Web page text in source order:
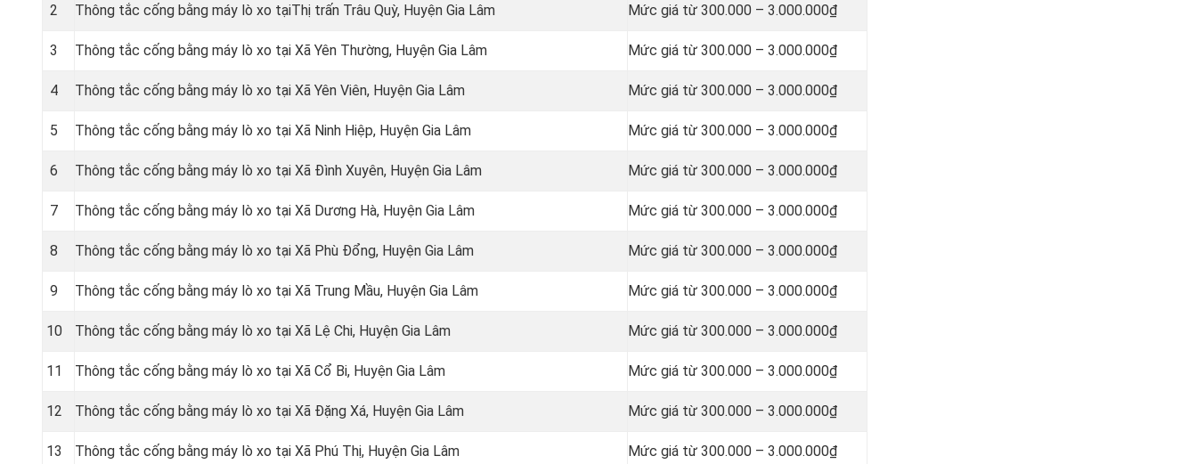
2 Thông tắc cống bằng máy lò xo tạiThị trấn Trâu Quỳ, Huyện Gia Lâm Mức giá từ 300.000 – 3.000.000₫
3 Thông tắc cống bằng máy lò xo tại Xã Yên Thường, Huyện Gia Lâm Mức giá từ 300.000 – 3.000.000₫
4 Thông tắc cống bằng máy lò xo tại Xã Yên Viên, Huyện Gia Lâm Mức giá từ 300.000 – 3.000.000₫
5 Thông tắc cống bằng máy lò xo tại Xã Ninh Hiệp, Huyện Gia Lâm Mức giá từ 300.000 – 3.000.000₫
6 Thông tắc cống bằng máy lò xo tại Xã Đình Xuyên, Huyện Gia Lâm Mức giá từ 300.000 – 3.000.000₫
7 Thông tắc cống bằng máy lò xo tại Xã Dương Hà, Huyện Gia Lâm Mức giá từ 300.000 – 3.000.000₫
8 Thông tắc cống bằng máy lò xo tại Xã Phù Đổng, Huyện Gia Lâm Mức giá từ 300.000 – 3.000.000₫
9 Thông tắc cống bằng máy lò xo tại Xã Trung Mầu, Huyện Gia Lâm Mức giá từ 300.000 – 3.000.000₫
10 Thông tắc cống bằng máy lò xo tại Xã Lệ Chi, Huyện Gia Lâm Mức giá từ 300.000 – 3.000.000₫
11 Thông tắc cống bằng máy lò xo tại Xã Cổ Bi, Huyện Gia Lâm Mức giá từ 300.000 – 3.000.000₫
12 Thông tắc cống bằng máy lò xo tại Xã Đặng Xá, Huyện Gia Lâm Mức giá từ 300.000 – 3.000.000₫
13 Thông tắc cống bằng máy lò xo tại Xã Phú Thị, Huyện Gia Lâm Mức giá từ 300.000 – 3.000.000₫